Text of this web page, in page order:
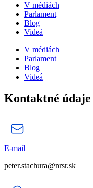
V médiách
Parlament
Blog
Videá
V médiách
Parlament
Blog
Videá
Kontaktné údaje
E-mail
peter.stachura@nrsr.sk